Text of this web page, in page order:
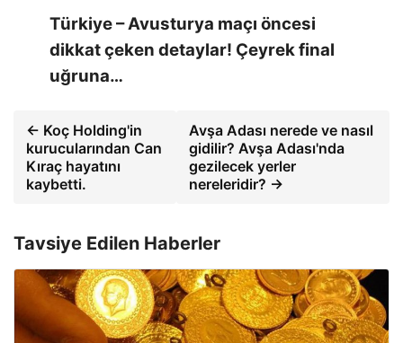
Türkiye – Avusturya maçı öncesi
dikkat çeken detaylar! Çeyrek final
uğruna…
← Koç Holding'in
kurucularından Can
Kıraç hayatını
kaybetti.
Avşa Adası nerede ve nasıl
gidilir? Avşa Adası'nda
gezilecek yerler
nereleridir? →
Tavsiye Edilen Haberler